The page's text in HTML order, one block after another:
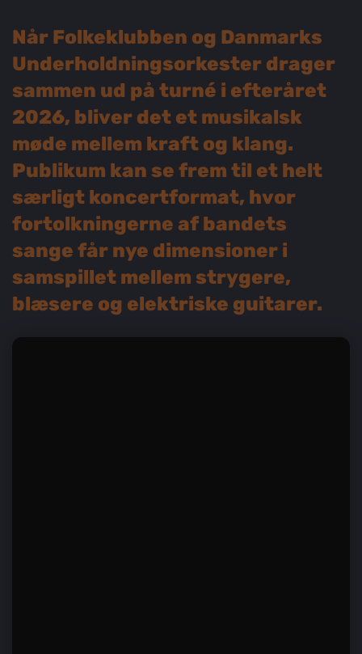
Når Folkeklubben og Danmarks
Underholdningsorkester drager
sammen ud på turné i efteråret
2026, bliver det et musikalsk
møde mellem kraft og klang.
Publikum kan se frem til et helt
særligt koncertformat, hvor
fortolkningerne af bandets
sange får nye dimensioner i
samspillet mellem strygere,
blæsere og elektriske guitarer.